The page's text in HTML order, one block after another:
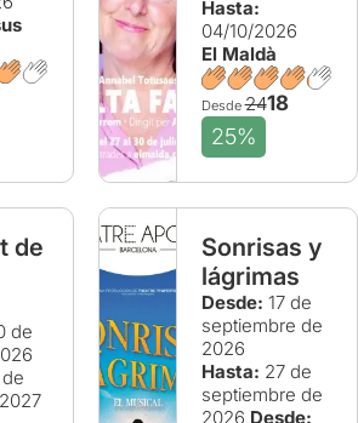
Hasta:
04/10/2026
El Maldà
Desde2418
25%
de
de
de
Sonrisas y
lágrimas
Desde: 17 de
septiembre de
2026
Hasta: 27 de
septiembre de
2026 Desde: